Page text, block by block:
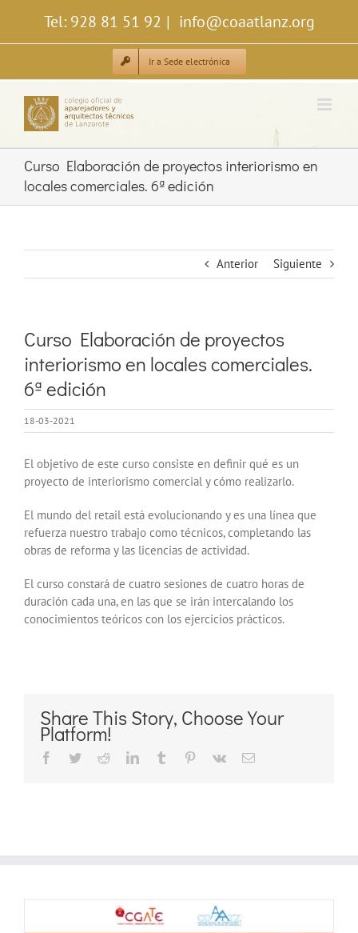
contenido
Tel: 928 81 51 92 | info@coaatlanz.org
Ir a Sede electrónica
Curso Elaboración de proyectos interiorismo en
locales comerciales. 6ª edición
Anterior Siguiente
Curso Elaboración de proyectos
interiorismo en locales comerciales.
6ª edición
18-03-2021
El objetivo de este curso consiste en definir qué es un
proyecto de interiorismo comercial y cómo realizarlo.
El mundo del retail está evolucionando y es una línea que
refuerza nuestro trabajo como técnicos, completando las
obras de reforma y las licencias de actividad.
El curso constará de cuatro sesiones de cuatro horas de
duración cada una, en las que se irán intercalando los
conocimientos teóricos con los ejercicios prácticos.
Share This Story, Choose Your
Platform!
Facebook
TwitterRedditLinkedInTumblr Pinterest
Vk
Correo